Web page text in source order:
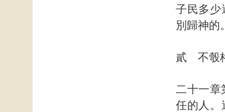
子民多少
別歸神的
貳 不彀
二十一章
任的人。